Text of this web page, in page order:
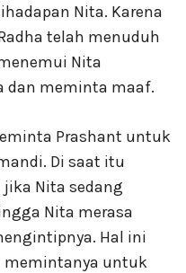
Nita. Karena
telah menuduh
Nita
dan meminta maaf.
Prashant untuk
Di saat itu
Nita sedang
Nita merasa
Hal ini
memintanya untuk